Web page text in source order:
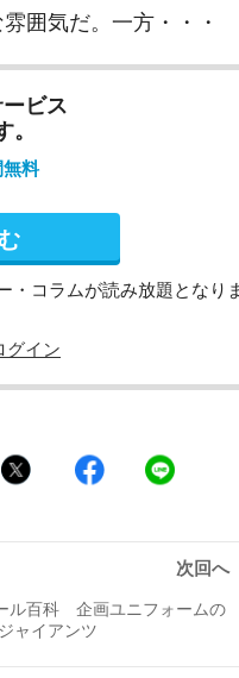
囲気だ。一方・・・
ビス
料
・コラムが読み放題となり
グイン
次回へ
ル百科 企画ユニフォームの
ャイアンツ